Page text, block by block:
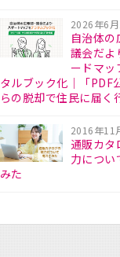
2026年6
自治体の
議会だよ
ードマッ
タルブック化｜「PDF
らの脱却で住民に届く
2016年11
通販カタ
力につい
みた